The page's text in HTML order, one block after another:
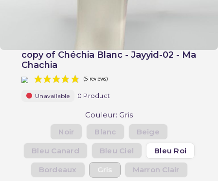
copy of Chéchia Blanc - Jayyid-02 - Ma
Chachia
(5 reviews)
Unavailable 0 Product
Couleur: Gris
Noir
Blanc Beige
Bleu Canard Bleu Ciel Bleu Roi
Bordeaux Gris Marron Clair